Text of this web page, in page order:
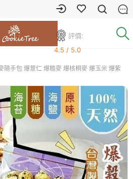
評價:
4.5 / 5.0
隨手包 爆薏仁 爆糙麥 爆核桐麥 爆玉米 爆紫